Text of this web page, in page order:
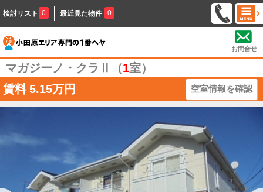
検討リスト 0 最近見た物件 0
お問合せ
マガジーノ・クラⅡ（1室）
賃料 5.15万円 空室情報を確認